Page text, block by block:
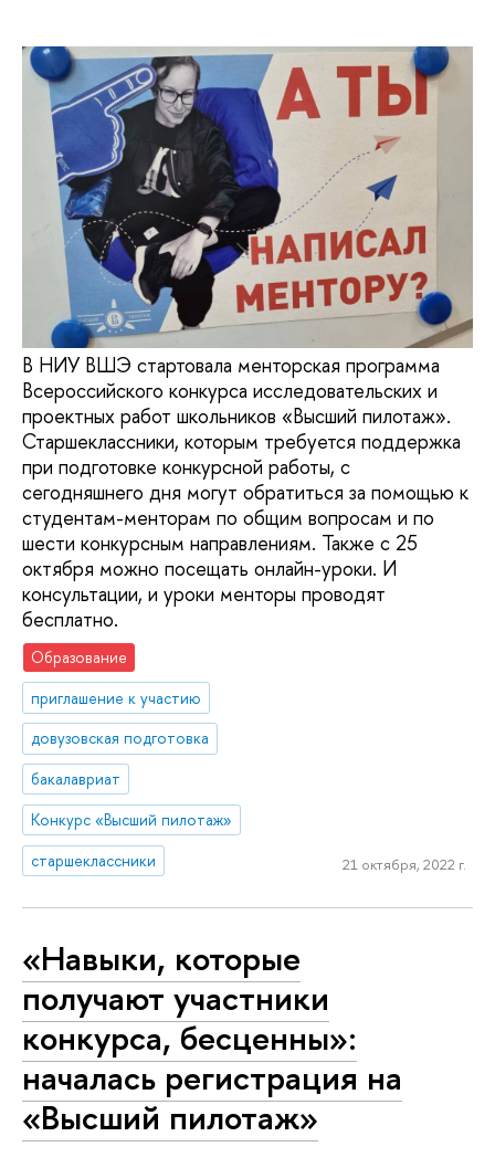
В НИУ ВШЭ стартовала менторская программа
Всероссийского конкурса исследовательских и
проектных работ школьников «Высший пилотаж».
Старшеклассники, которым требуется поддержка
при подготовке конкурсной работы, с
сегодняшнего дня могут обратиться за помощью к
студентам-менторам по общим вопросам и по
шести конкурсным направлениям. Также с 25
октября можно посещать онлайн-уроки. И
консультации, и уроки менторы проводят
бесплатно.
Образование
приглашение к участию
довузовская подготовка
бакалавриат
Конкурс «Высший пилотаж»
старшеклассники
21 октября, 2022 г.
«Навыки, которые
получают участники
конкурса, бесценны»:
началась регистрация на
«Высший пилотаж»